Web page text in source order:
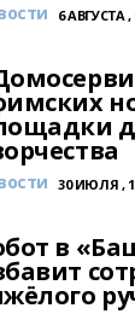
6 АВГУСТА ,
30 ИЮЛЯ ,
в